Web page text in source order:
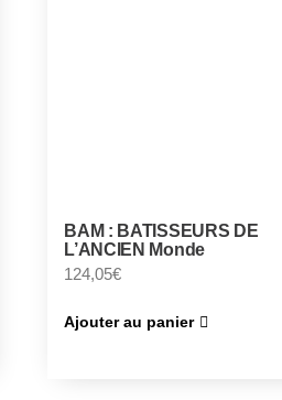
BAM : BATISSEURS DE
L’ANCIEN Monde
124,05€
Ajouter au panier